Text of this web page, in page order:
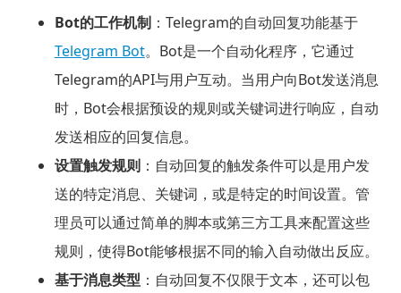
Bot的工作机制：Telegram的自动回复功能基于
Telegram Bot。Bot是一个自动化程序，它通过
Telegram的API与用户互动。当用户向Bot发送消息
时，Bot会根据预设的规则或关键词进行响应，自动
发送相应的回复信息。
设置触发规则：自动回复的触发条件可以是用户发
送的特定消息、关键词，或是特定的时间设置。管
理员可以通过简单的脚本或第三方工具来配置这些
规则，使得Bot能够根据不同的输入自动做出反应。
基于消息类型 ：自动回复不仅限于文本，还可以包